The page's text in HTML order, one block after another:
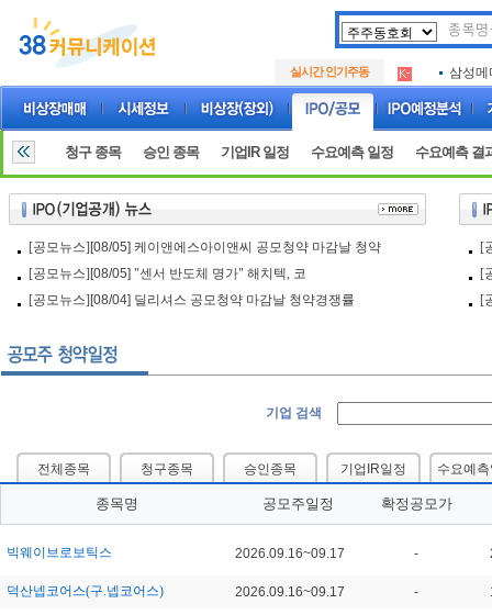
실시간 인기주동
.
두나무
삼성메
.
두나무
루켄테
청구 종목 승인 종목 기업IR 일정 수요예측 일정 수요예측 결
[공모뉴스] [08/05] 케이앤에스아이앤씨 공모청약 마감날 청약
[공모뉴스] [08/05] "센서 반도체 명가" 해치텍, 코
[공모뉴스] [08/04] 딜리셔스 공모청약 마감날 청약경쟁률
[
[
[
기업 검색
전체종목 청구종목 승인종목 기업IR일정 수요예
종목명 공모주일정 확정공모가
빅웨이브로보틱스 2026.09.16~09.17 -
덕산넵코어스(구.넵코어스) 2026.09.16~09.17 -